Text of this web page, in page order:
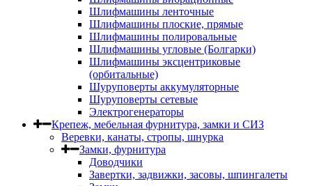
Шлифмашины ленточные
Шлифмашины плоские, прямые
Шлифмашины полировальные
Шлифмашины угловые (Болгарки)
Шлифмашины эксцентриковые
(орбитальные)
Шуруповерты аккумуляторные
Шуруповерты сетевые
Электрогенераторы
Крепеж, мебельная фурнитура, замки и СИЗ
Веревки, канаты, стропы, шнурка
Замки, фурнитура
Доводчики
Завертки, задвижки, засовы, шпингалеты